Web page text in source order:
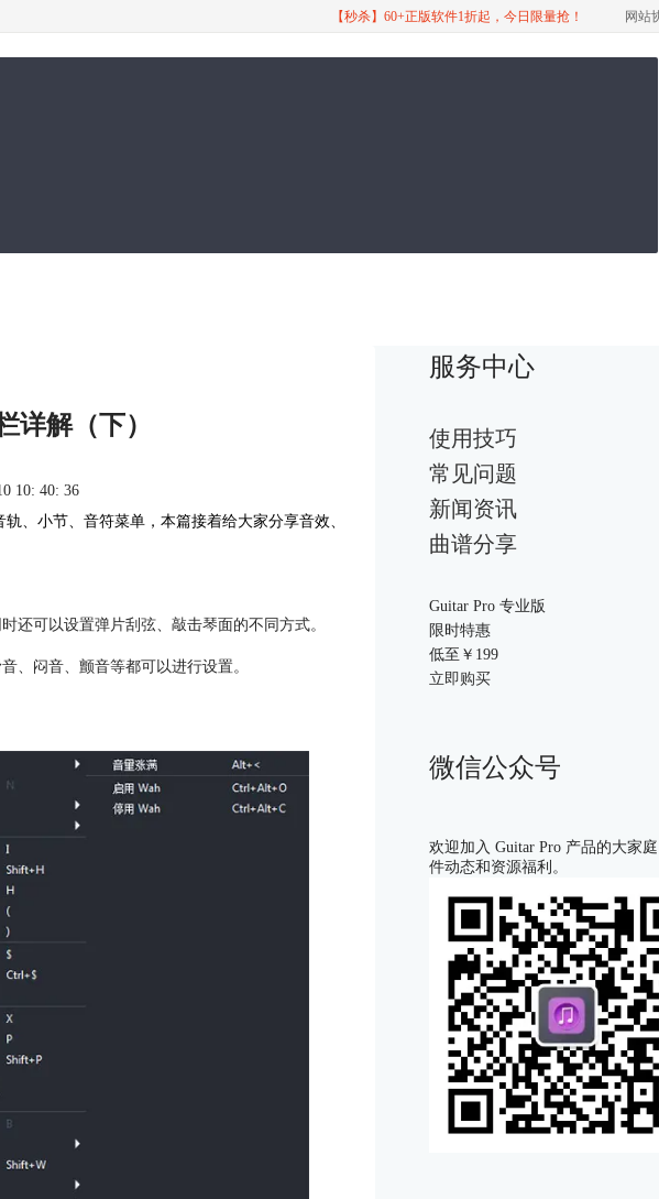
【秒杀】60+正版软件1折起，今日限量抢！ 网站
详解（下）
10: 40: 36
、小节、音符菜单，本篇接着给大家分享音效、
还可以设置弹片刮弦、敲击琴面的不同方式。
、闷音、颤音等都可以进行设置。
服务中心
使用技巧
常见问题
新闻资讯
曲谱分享
Guitar Pro 专业版
限时特惠
低至￥ 199
立即购买
微信公众号
欢迎加入 Guitar Pro 产品的大家
件动态和资源福利。